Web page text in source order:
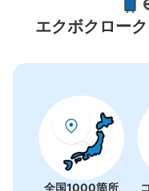
エクボクロー
全国1000箇所